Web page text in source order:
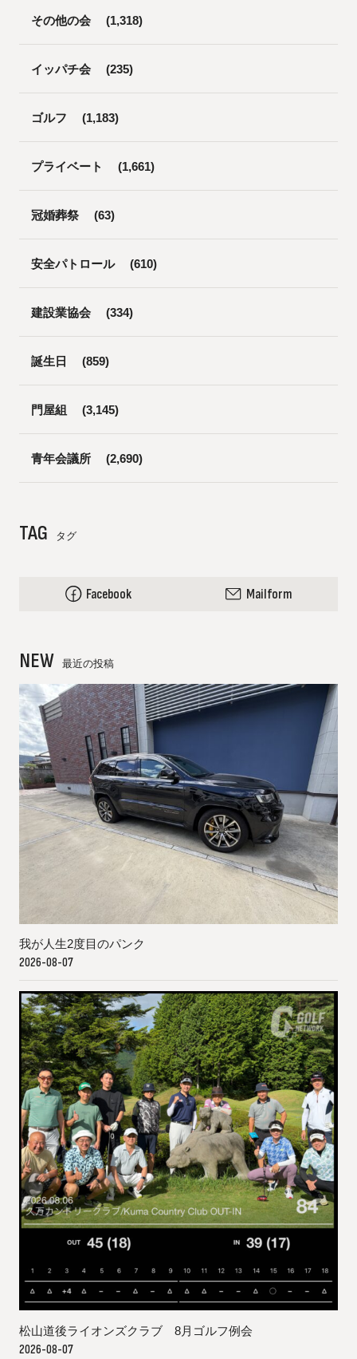
その他の会 (1,318)
イッパチ会 (235)
ゴルフ (1,183)
プライベート (1,661)
冠婚葬祭 (63)
安全パトロール (610)
建設業協会 (334)
誕生日 (859)
門屋組 (3,145)
青年会議所 (2,690)
TAG タグ
Facebook Mailform
NEW 最近の投稿
我が人生2度目のパンク
2026-08-07
松山道後ライオンズクラブ 8月ゴルフ例会
2026-08-07